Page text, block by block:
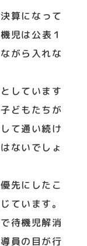
算になって
児は公表１
がら入れな
しています
どもたちが
て通い続け
ないでしょ
先にしたこ
ています。
待機児解消
員の目が行